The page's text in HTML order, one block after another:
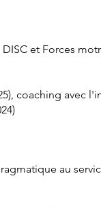
et Forces
coaching avec
au